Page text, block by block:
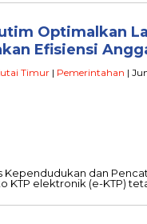
Optimalkan
Efisiensi
Timur | Pemerintahan |
Kependudukan dan
KTP elektronik (e-KTP)